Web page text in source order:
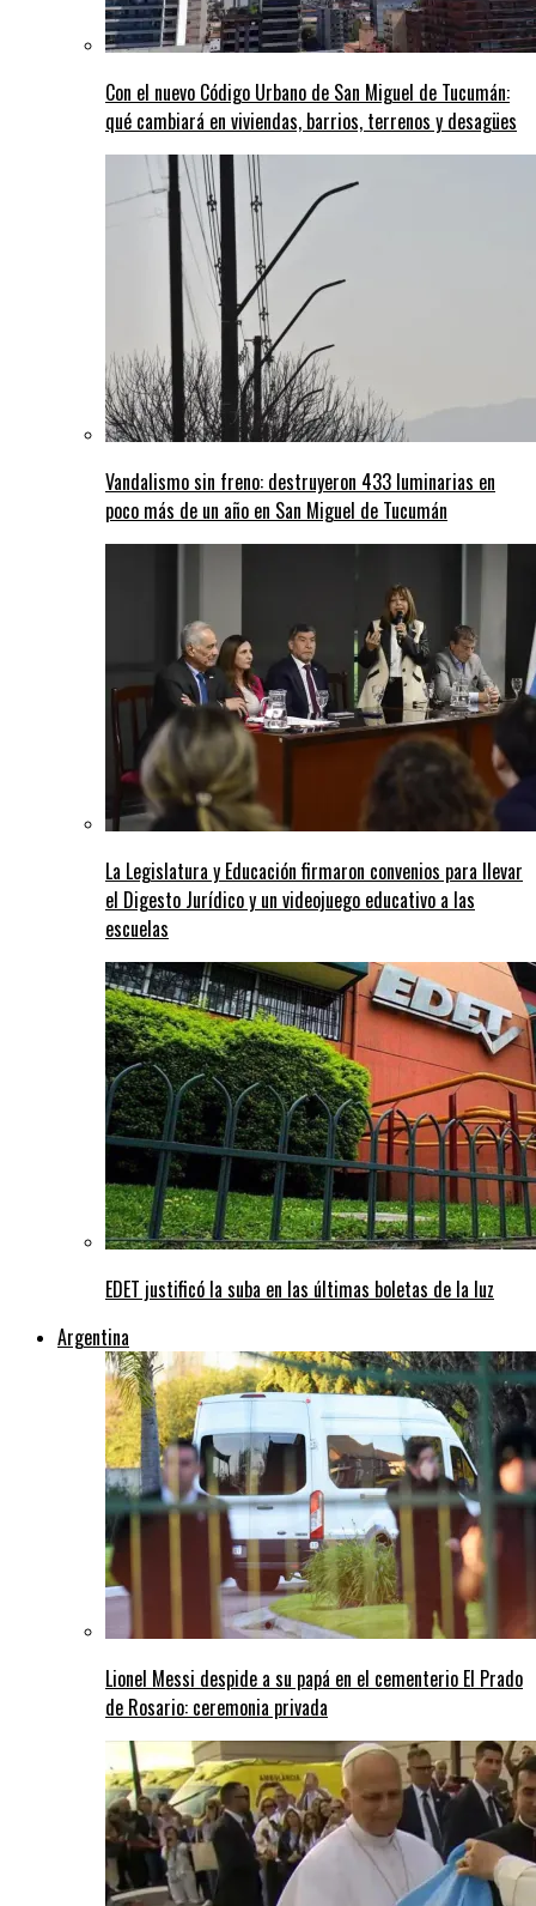
Con el nuevo Código Urbano de San Miguel de Tucumán:
qué cambiará en viviendas, barrios, terrenos y desagües
Vandalismo sin freno: destruyeron 433 luminarias en
poco más de un año en San Miguel de Tucumán
La Legislatura y Educación firmaron convenios para llevar
el Digesto Jurídico y un videojuego educativo a las
escuelas
EDET justificó la suba en las últimas boletas de la luz
Argentina
Lionel Messi despide a su papá en el cementerio El Prado
de Rosario: ceremonia privada